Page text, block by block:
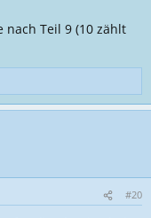
Teil 9 (10 zählt
#20